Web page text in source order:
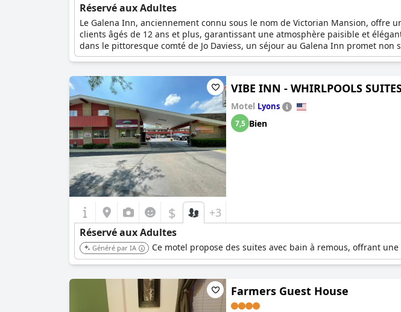
Réservé aux Adultes
Le Galena Inn, anciennement connu sous le nom de Victorian Mansion, offre
clients âgés de 12 ans et plus, garantissant une atmosphère paisible et
dans le pittoresque comté de Jo Daviess, un séjour au Galena Inn promet
mémorables dans la région. Avec ses huit chambres d'hôtes de style
vous dans le spa pendant votre séjour. Commencez chaque journée par un
de Galena et de ses environs.
VIBE INN - WHIRLPOOLS
Motel Lyons
7,5 Bien
$ +3
Réservé aux Adultes
Généré par IA Ce motel propose des suites avec bain à remous, offrant
Farmers Guest House